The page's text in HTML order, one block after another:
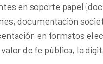
en soporte papel
documentación
en formatos
de fe pública, la